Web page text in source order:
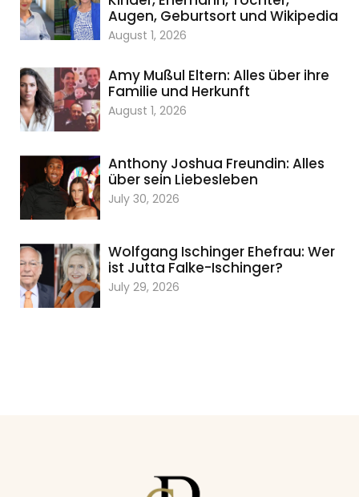
Augen, Geburtsort und Wikipedia
August 1, 2026
Amy Mußul Eltern: Alles über ihre
Familie und Herkunft
August 1, 2026
Anthony Joshua Freundin: Alles
über sein Liebesleben
July 30, 2026
Wolfgang Ischinger Ehefrau: Wer
ist Jutta Falke-Ischinger?
July 29, 2026